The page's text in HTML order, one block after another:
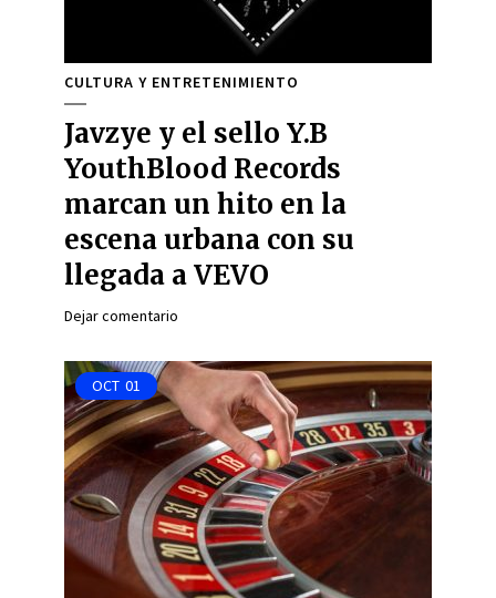
CULTURA Y ENTRETENIMIENTO
Javzye y el sello Y.B
YouthBlood Records
marcan un hito en la
escena urbana con su
llegada a VEVO
Dejar comentario
OCT 01